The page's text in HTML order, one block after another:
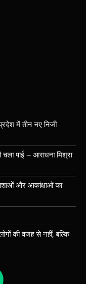
में तीन नए निजी
पाई – आराधना मिश्रा
और आकांक्षाओं का
की वजह से नहीं, बल्कि